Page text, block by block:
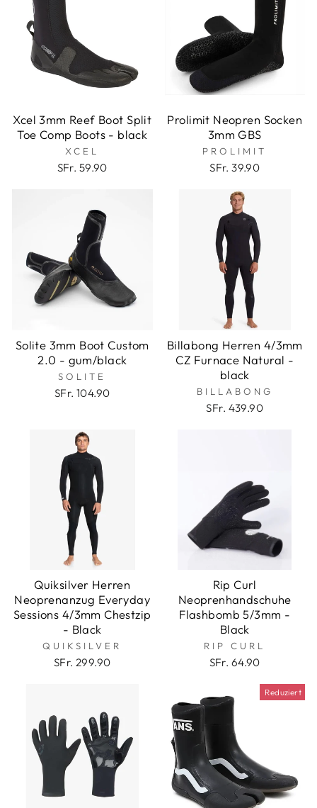
Xcel 3mm Reef Boot Split
Toe Comp Boots - black
XCEL
SFr. 59.90
Prolimit Neopren Socken
3mm GBS
PROLIMIT
SFr. 39.90
Solite 3mm Boot Custom
2.0 - gum/black
SOLITE
SFr. 104.90
Billabong Herren 4/3mm
CZ Furnace Natural -
black
BILLABONG
SFr. 439.90
Quiksilver Herren
Neoprenanzug Everyday
Sessions 4/3mm Chestzip
- Black
QUIKSILVER
SFr. 299.90
Rip Curl
Neoprenhandschuhe
Flashbomb 5/3mm -
Black
RIP CURL
SFr. 64.90
Reduziert